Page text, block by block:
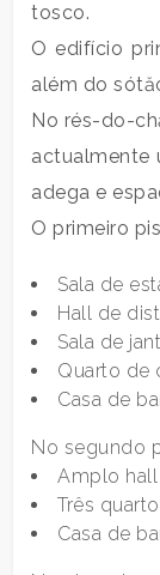
tosco.
O edifício
além do
No rés-do-
actualmente
adega e
O primeiro
Sala de
Hall de
Sala de
Quarto de
Casa de
No segundo
Amplo
Três
Casa de
4
5
5+
Banheiros
mínimos